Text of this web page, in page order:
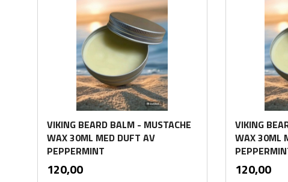
VIKING BEARD BALM - MUSTACHE
WAX 30ML MED DUFT AV
PEPPERMINT
Pris
120,00mva.
VIKING
WAX 30ML
Pris
120,00mva.